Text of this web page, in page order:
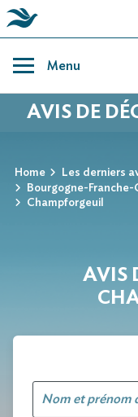
content
Menu
AVIS DE
Home
Les derniers
Bourgogne-Franche-
Champforgeuil
AVIS